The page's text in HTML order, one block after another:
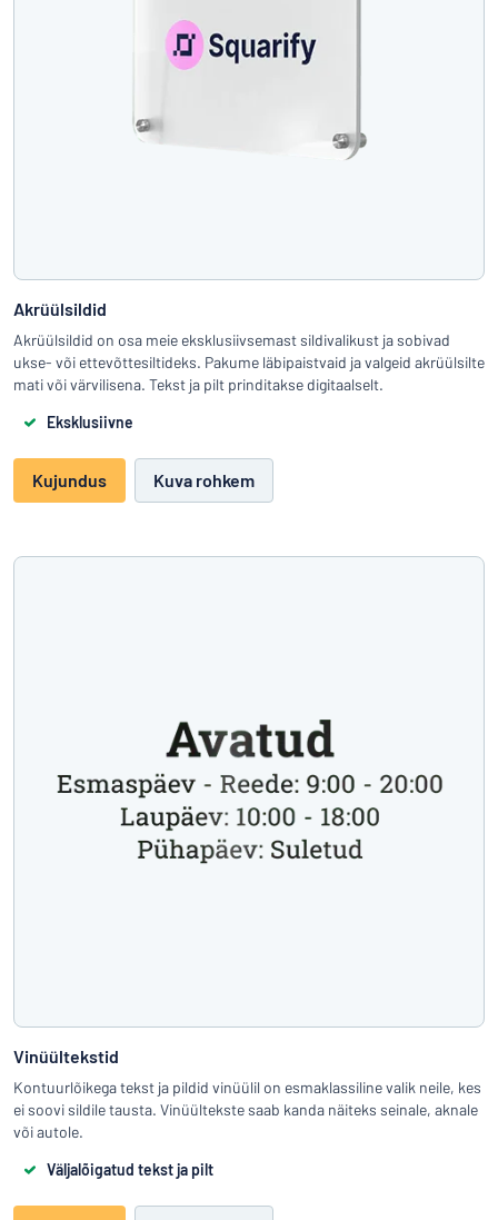
Akrüülsildid
Akrüülsildid on osa meie eksklusiivsemast sildivalikust ja sobivad
ukse- või ettevõttesiltideks. Pakume läbipaistvaid ja valgeid akrüülsilte
mati või värvilisena. Tekst ja pilt prinditakse digitaalselt.
Eksklusiivne
Kujundus Kuva rohkem
Vinüültekstid
Kontuurlõikega tekst ja pildid vinüülil on esmaklassiline valik neile, kes
ei soovi sildile tausta. Vinüültekste saab kanda näiteks seinale, aknale
või autole.
Väljalõigatud tekst ja pilt